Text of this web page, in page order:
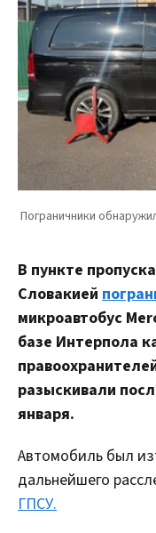
В пункте
Словакией
микроавтобус
базе Интерпола
разыскивали
января.
Автомобиль был
дальнейшего
ГПСУ.